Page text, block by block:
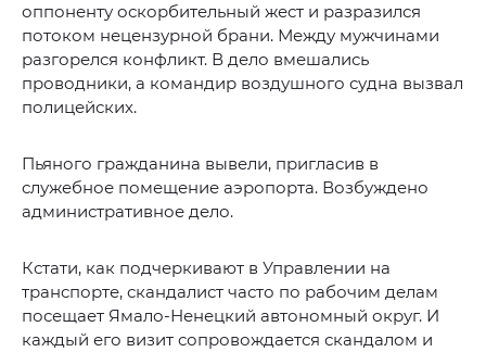
оппоненту оскорбительный жест и разразился
потоком нецензурной брани. Между мужчинами
разгорелся конфликт. В дело вмешались
проводники, а командир воздушного судна вызвал
полицейских.
Пьяного гражданина вывели, пригласив в
служебное помещение аэропорта. Возбуждено
административное дело.
Кстати, как подчеркивают в Управлении на
транспорте, скандалист часто по рабочим делам
посещает Ямало-Ненецкий автономный округ. И
каждый его визит сопровождается скандалом и